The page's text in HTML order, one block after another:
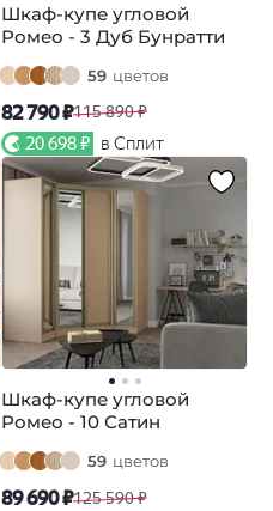
Шкаф-купе угловой
Ромео - 3 Дуб Бунратти
59 цветов
82 790 ₽115 890 ₽
20 698 ₽ в Сплит
Шкаф-купе угловой
Ромео - 10 Сатин
59 цветов
89 690 ₽125 590 ₽